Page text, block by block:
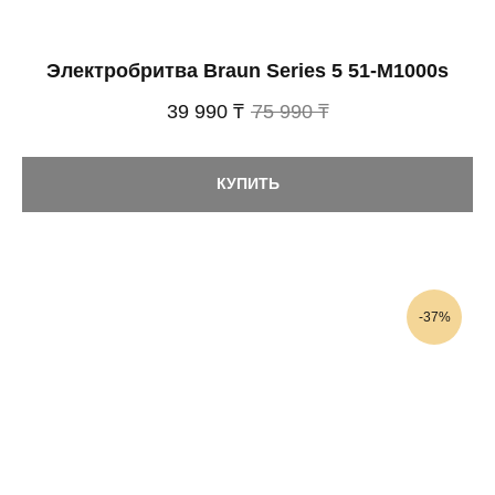
Электробритва Braun Series 5 51-M1000s
39 990 ₸ 75 990 ₸
КУПИТЬ
-37%